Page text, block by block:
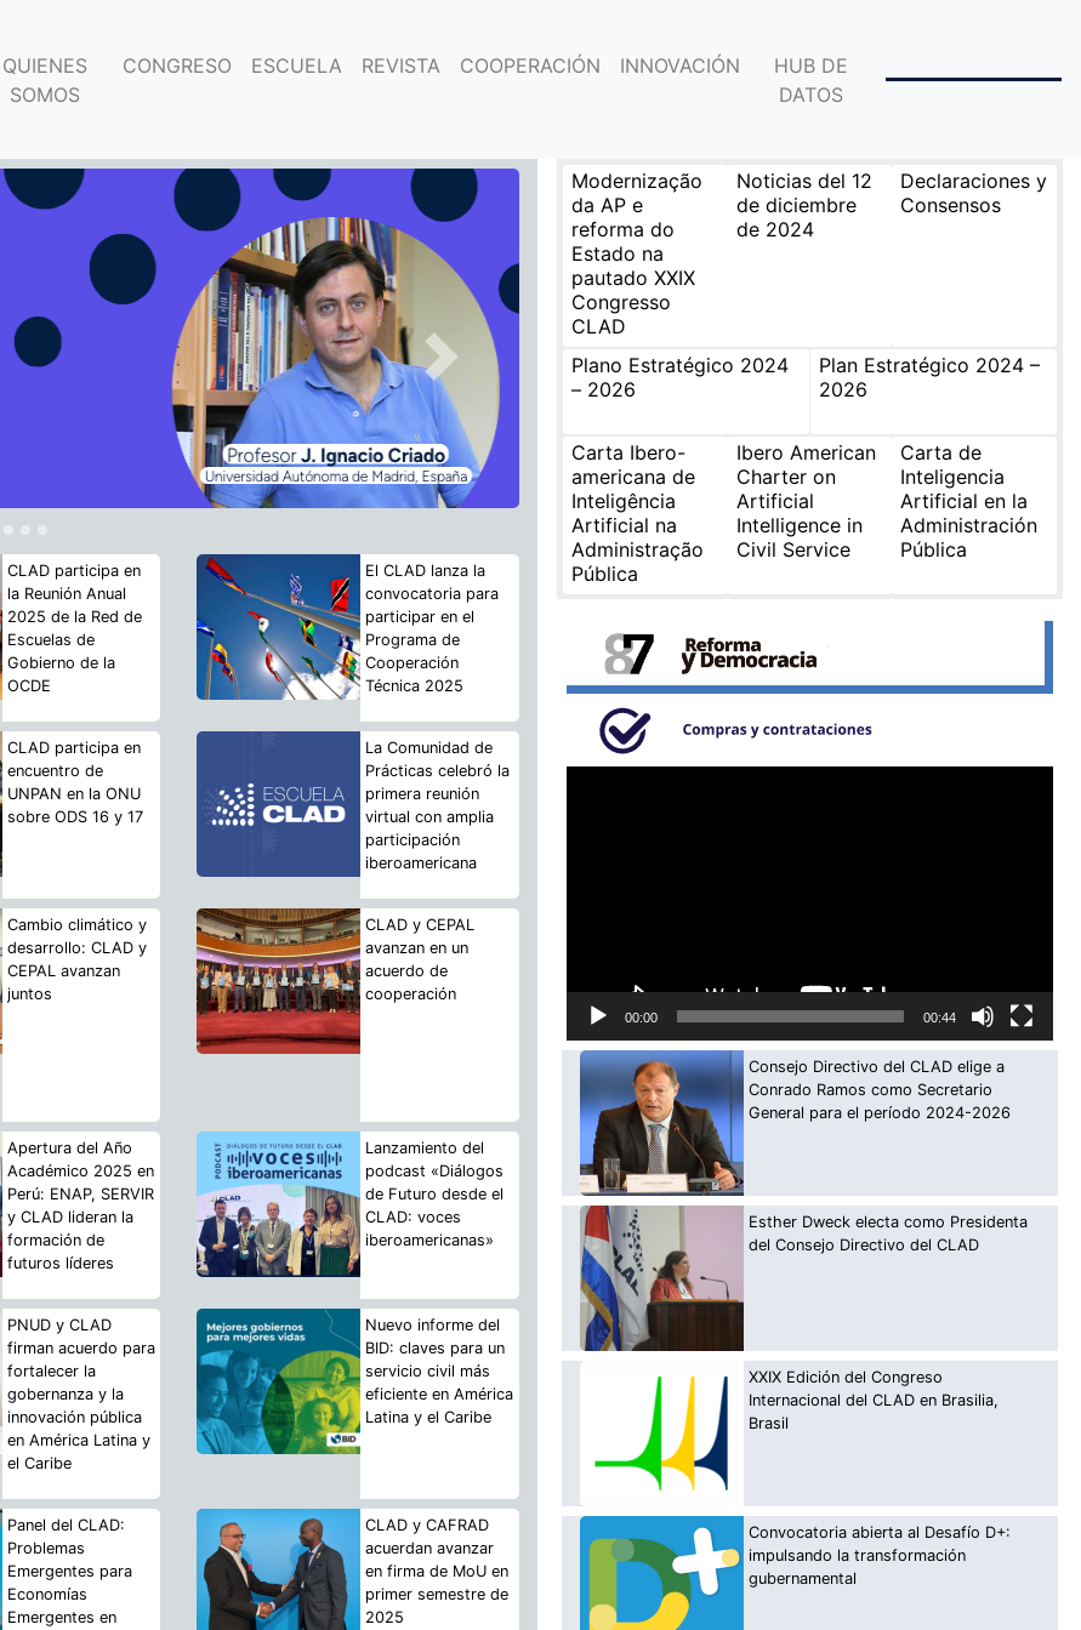
QUIENES
SOMOS
CONGRESO ESCUELA REVISTA COOPERACIÓN INNOVACIÓN
HUB DE
DATOS
Next
CLAD participa en
la Reunión Anual
2025 de la Red de
Escuelas de
Gobierno de la
OCDE
El CLAD lanza la
convocatoria para
participar en el
Programa de
Cooperación
Técnica 2025
CLAD participa en
encuentro de
UNPAN en la ONU
sobre ODS 16 y 17
La Comunidad de
Prácticas celebró la
primera reunión
virtual con amplia
participación
iberoamericana
Cambio climático y
desarrollo: CLAD y
CEPAL avanzan
juntos
CLAD y CEPAL
avanzan en un
acuerdo de
cooperación
Apertura del Año
Académico 2025 en
Perú: ENAP, SERVIR
y CLAD lideran la
formación de
futuros líderes
Lanzamiento del
podcast «Diálogos
de Futuro desde el
CLAD: voces
iberoamericanas»
PNUD y CLAD
firman acuerdo para
fortalecer la
gobernanza y la
innovación pública
en América Latina y
el Caribe
Nuevo informe del
BID: claves para un
servicio civil más
eficiente en América
Latina y el Caribe
Panel del CLAD:
Problemas
Emergentes para
Economías
Emergentes en
CLAD y CAFRAD
acuerdan avanzar
en firma de MoU en
primer semestre de
2025
Modernização
da AP e
reforma do
Estado na
pautado XXIX
Congresso
CLAD
Noticias del 12
de diciembre
de 2024
Declaraciones y
Consensos
Plano Estratégico 2024
– 2026
Plan Estratégico 2024 –
2026
Carta Ibero-
americana de
Inteligência
Artificial na
Administração
Pública
Ibero American
Charter on
Artificial
Intelligence in
Civil Service
Carta de
Inteligencia
Artificial en la
Administración
Pública
00:00 00:44
Consejo Directivo del CLAD elige a
Conrado Ramos como Secretario
General para el período 2024-2026
Esther Dweck electa como Presidenta
del Consejo Directivo del CLAD
XXIX Edición del Congreso
Internacional del CLAD en Brasilia,
Brasil
Convocatoria abierta al Desafío D+:
impulsando la transformación
gubernamental